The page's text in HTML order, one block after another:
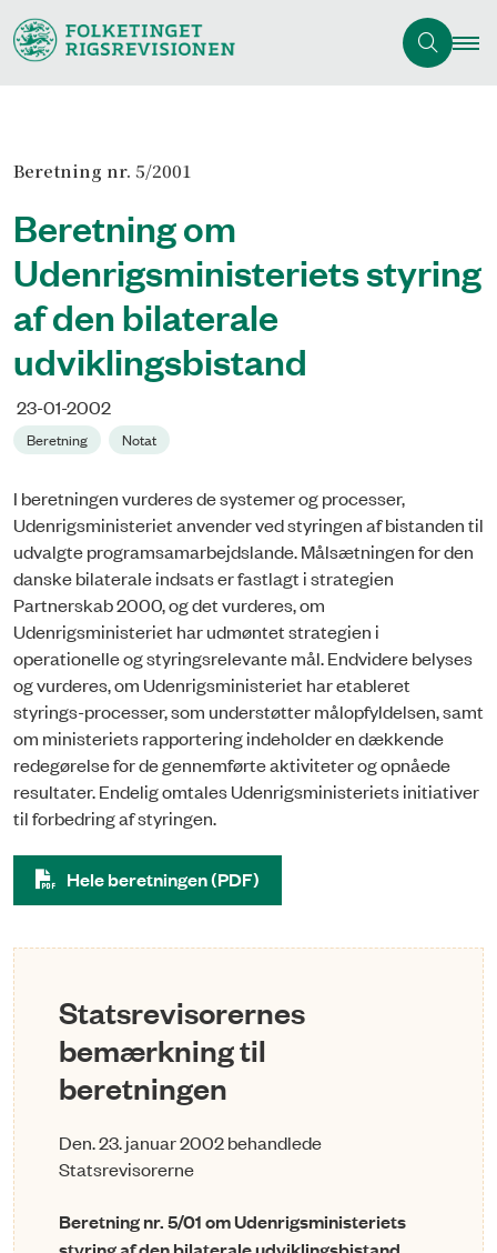
Beretning nr. 5/2001
Beretning om
Udenrigsministeriets styring
af den bilaterale
udviklingsbistand
23-01-2002
Beretning Notat
I beretningen vurderes de systemer og processer,
Udenrigsministeriet anvender ved styringen af bistanden til
udvalgte programsamarbejdslande. Målsætningen for den
danske bilaterale indsats er fastlagt i strategien
Partnerskab 2000, og det vurderes, om
Udenrigsministeriet har udmøntet strategien i
operationelle og styringsrelevante mål. Endvidere belyses
og vurderes, om Udenrigsministeriet har etableret
styrings-processer, som understøtter målopfyldelsen, samt
om ministeriets rapportering indeholder en dækkende
redegørelse for de gennemførte aktiviteter og opnåede
resultater. Endelig omtales Udenrigsministeriets initiativer
til forbedring af styringen.
Hele beretningen (PDF)
Statsrevisorernes
bemærkning til
beretningen
Den. 23. januar 2002 behandlede
Statsrevisorerne
Beretning nr. 5/01 om Udenrigsministeriets